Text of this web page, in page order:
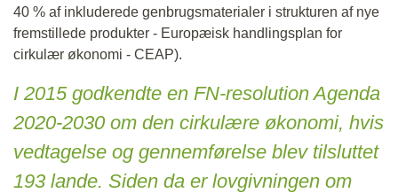
40 % af inkluderede genbrugsmaterialer i strukturen af nye
fremstillede produkter - Europæisk handlingsplan for
cirkulær økonomi - CEAP).
I 2015 godkendte en FN-resolution Agenda
2020-2030 om den cirkulære økonomi, hvis
vedtagelse og gennemførelse blev tilsluttet
193 lande. Siden da er lovgivningen om